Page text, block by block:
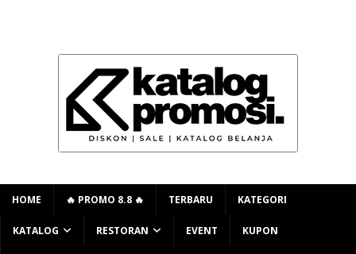
HOME 🔥 PROMO 8.8 🔥 TERBARU KATEGORI
KATALOG RESTORAN EVENT KUPON